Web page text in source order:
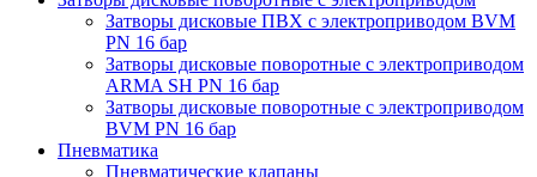
Затворы дисковые ПВХ с электроприводом BVM
PN 16 бар
Затворы дисковые поворотные с электроприводом
ARMA SH PN 16 бар
Затворы дисковые поворотные с электроприводом
BVM PN 16 бар
Пневматика
Пневматические клапаны